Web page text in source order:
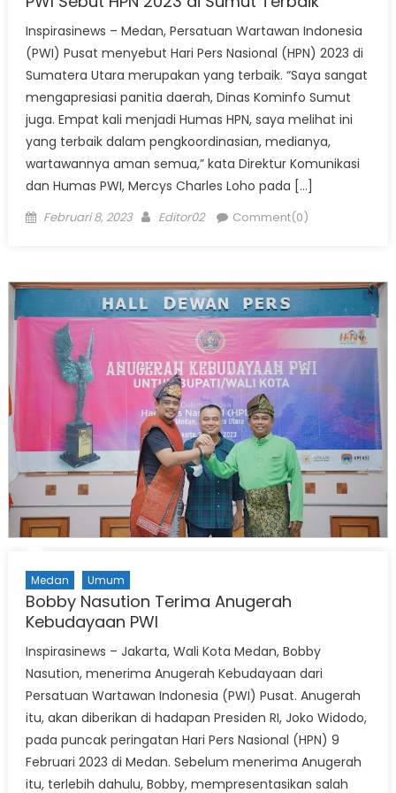
Inspirasinews – Medan, Persatuan Wartawan Indonesia
(PWI) Pusat menyebut Hari Pers Nasional (HPN) 2023 di
Sumatera Utara merupakan yang terbaik. “Saya sangat
mengapresiasi panitia daerah, Dinas Kominfo Sumut
juga. Empat kali menjadi Humas HPN, saya melihat ini
yang terbaik dalam pengkoordinasian, medianya,
wartawannya aman semua,” kata Direktur Komunikasi
dan Humas PWI, Mercys Charles Loho pada […]
Posted
Februari 8, 2023 Author
Editor02 Comment(0)
Medan Umum
Bobby Nasution Terima Anugerah
Kebudayaan PWI
Inspirasinews – Jakarta, Wali Kota Medan, Bobby
Nasution, menerima Anugerah Kebudayaan dari
Persatuan Wartawan Indonesia (PWI) Pusat. Anugerah
itu, akan diberikan di hadapan Presiden RI, Joko Widodo,
pada puncak peringatan Hari Pers Nasional (HPN) 9
Februari 2023 di Medan. Sebelum menerima Anugerah
itu, terlebih dahulu, Bobby, mempresentasikan salah